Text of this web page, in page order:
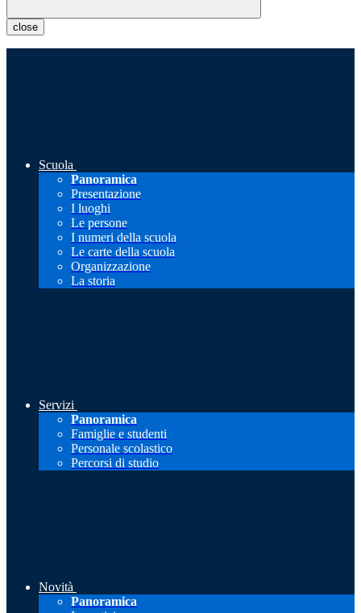
close
Scuola
Panoramica
Presentazione
I luoghi
Le persone
I numeri della scuola
Le carte della scuola
Organizzazione
La storia
Servizi
Panoramica
Famiglie e studenti
Personale scolastico
Percorsi di studio
Novità
Panoramica